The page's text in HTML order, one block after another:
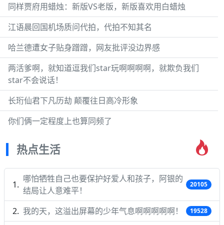
同样贾府用蜡烛：新版VS老版，新版喜欢用白蜡烛
江语晨回国机场质问代拍，代拍不知其名
哈兰德遭女子贴身蹭蹭，网友批评没边界感
两活爹啊，就知道逗我们star玩啊啊啊啊，就欺负我们
star不会说话！
长珩仙君下凡历劫 颠覆往日高冷形象
你们俩一定程度上也算同频了
热点生活
哪怕牺牲自己也要保护好爱人和孩子，阿银的
结局让人意难平！
20105
我的天，这溢出屏幕的少年气息啊啊啊啊啊！ 19528